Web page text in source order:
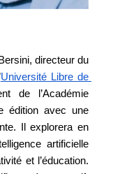
directeur du
Université Libre de
de l’Académie
édition avec une
Il explorera en
artificielle
et l’éducation.